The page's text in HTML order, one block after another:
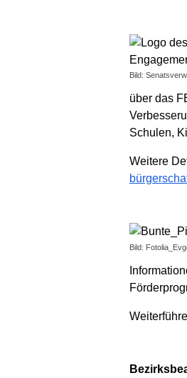
Bild:
über das
Schulen,
Weitere
Bild: